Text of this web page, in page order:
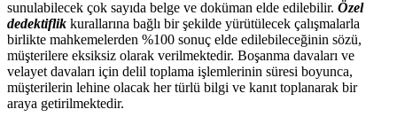
sunulabilecek çok sayıda belge ve doküman elde edilebilir. Özel
dedektiflik kurallarına bağlı bir şekilde yürütülecek çalışmalarla
birlikte mahkemelerden %100 sonuç elde edilebileceğinin sözü,
müşterilere eksiksiz olarak verilmektedir. Boşanma davaları ve
velayet davaları için delil toplama işlemlerinin süresi boyunca,
müşterilerin lehine olacak her türlü bilgi ve kanıt toplanarak bir
araya getirilmektedir.